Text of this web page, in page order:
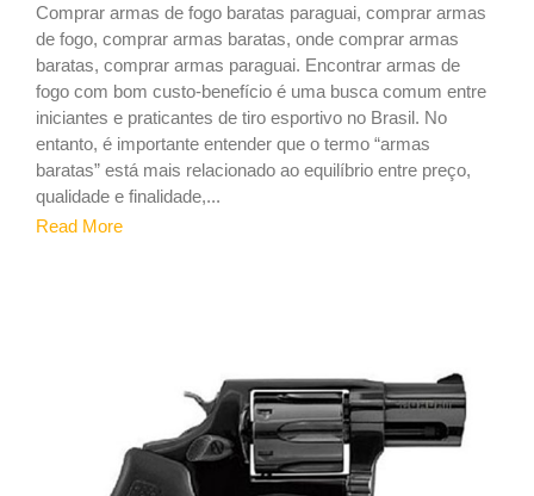
Comprar armas de fogo baratas paraguai, comprar armas
de fogo, comprar armas baratas, onde comprar armas
baratas, comprar armas paraguai. Encontrar armas de
fogo com bom custo-benefício é uma busca comum entre
iniciantes e praticantes de tiro esportivo no Brasil. No
entanto, é importante entender que o termo “armas
baratas” está mais relacionado ao equilíbrio entre preço,
qualidade e finalidade,...
Read More